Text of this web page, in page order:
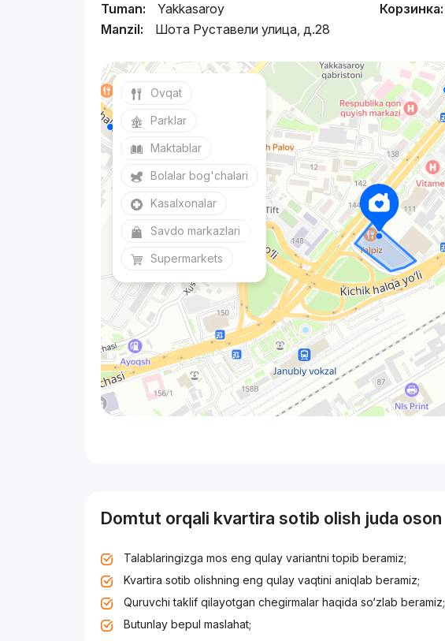
Tuman:
Yakkasaroy
Manzil:
Шота Руставели улица, д.28
Корзинка:
Ovqat
Parklar
Maktablar
Bolalar bog'chalari
Kasalxonalar
Savdo markazlari
Supermarkets
Domtut orqali kvartira sotib olish juda oson
Talablaringizga mos eng qulay variantni topib beramiz;
Kvartira sotib olishning eng qulay vaqtini aniqlab beramiz;
Quruvchi taklif qilayotgan chegirmalar haqida so‘zlab beramiz;
Butunlay bepul maslahat;